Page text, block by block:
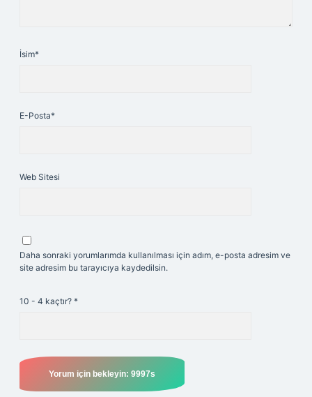
İsim*
E-Posta*
Web Sitesi
Daha sonraki yorumlarımda kullanılması için adım, e-posta adresim ve
site adresim bu tarayıcıya kaydedilsin.
10 - 4 kaçtır? *